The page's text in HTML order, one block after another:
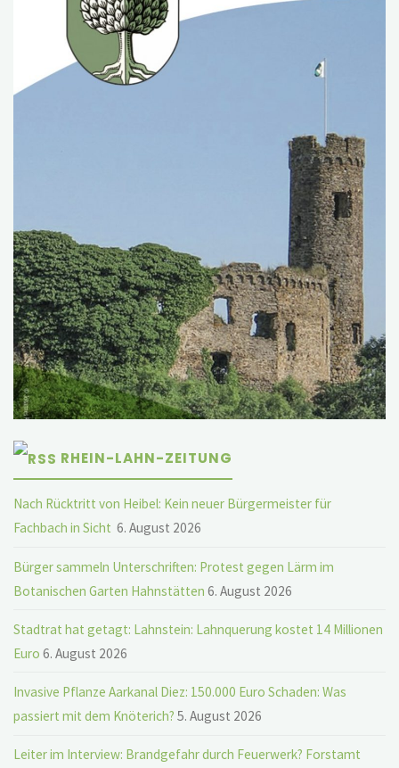
RHEIN-LAHN-ZEITUNG
Nach Rücktritt von Heibel: Kein neuer Bürgermeister für
Fachbach in Sicht 6. August 2026
Bürger sammeln Unterschriften: Protest gegen Lärm im
Botanischen Garten Hahnstätten 6. August 2026
Stadtrat hat getagt: Lahnstein: Lahnquerung kostet 14 Millionen
Euro 6. August 2026
Invasive Pflanze Aarkanal Diez: 150.000 Euro Schaden: Was
passiert mit dem Knöterich? 5. August 2026
Leiter im Interview: Brandgefahr durch Feuerwerk? Forstamt